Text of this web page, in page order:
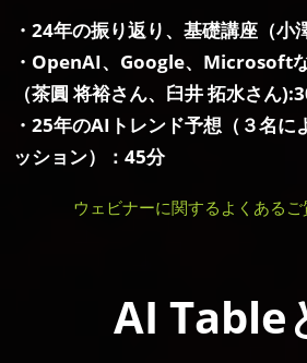
・24年の振り返り、基礎講座（小
・OpenAI、Google、Microsoft
（茶圓 将裕さん、臼井 拓水さん
・25年のAIトレンド予想（３名に
ッション）：45分
ウェビナーに関するよくあるご
AI Table